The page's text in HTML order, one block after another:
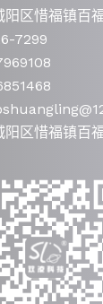
区惜福镇百
7299
区惜福镇百